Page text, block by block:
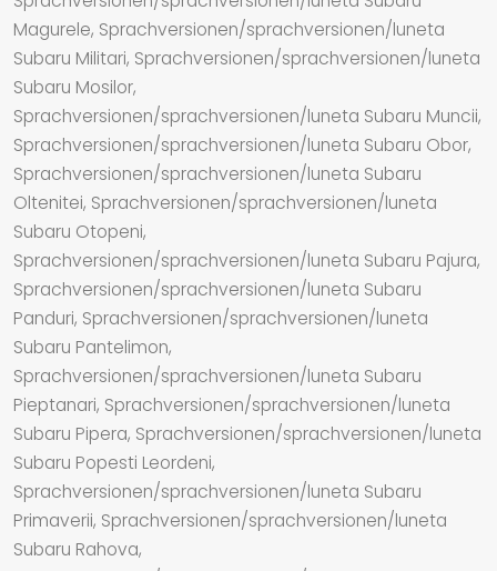
Magurele, Sprachversionen/sprachversionen/luneta
Subaru Militari, Sprachversionen/sprachversionen/luneta
Subaru Mosilor,
Sprachversionen/sprachversionen/luneta Subaru Muncii,
Sprachversionen/sprachversionen/luneta Subaru Obor,
Sprachversionen/sprachversionen/luneta Subaru
Oltenitei, Sprachversionen/sprachversionen/luneta
Subaru Otopeni,
Sprachversionen/sprachversionen/luneta Subaru Pajura,
Sprachversionen/sprachversionen/luneta Subaru
Panduri, Sprachversionen/sprachversionen/luneta
Subaru Pantelimon,
Sprachversionen/sprachversionen/luneta Subaru
Pieptanari, Sprachversionen/sprachversionen/luneta
Subaru Pipera, Sprachversionen/sprachversionen/luneta
Subaru Popesti Leordeni,
Sprachversionen/sprachversionen/luneta Subaru
Primaverii, Sprachversionen/sprachversionen/luneta
Subaru Rahova,